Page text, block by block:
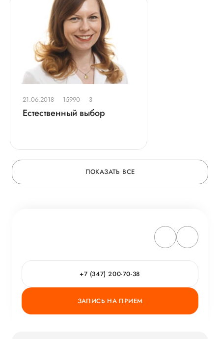
21.06.2018 15990 3
Естественный выбор
ПОКАЗАТЬ ВСЕ
+7 (347) 200-70-38
ЗАПИСЬ НА ПРИЕМ